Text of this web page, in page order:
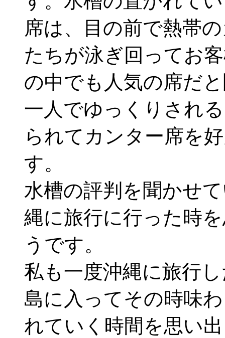
席は、目の前で熱帯
たちが泳ぎ回ってお
の中でも人気の席だ
一人でゆっくりされ
られてカンター席を
す。
水槽の評判を聞かせ
縄に旅行に行った時
うです。
私も一度沖縄に旅行
島に入ってその時味
れていく時間を思い